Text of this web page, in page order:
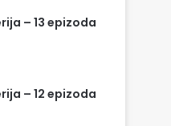
– 13 epizoda
– 12 epizoda